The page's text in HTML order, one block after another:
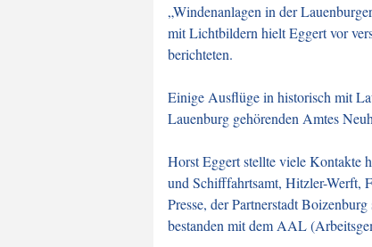
„Windenanlagen in der
mit Lichtbildern hielt Eggert vor
berichteten.
Einige Ausflüge in historisch mit
Lauenburg gehörenden Amtes
Horst Eggert stellte viele Kontakte
und Schifffahrtsamt, Hitzler-Werft,
Presse, der Partnerstadt
bestanden mit dem AAL